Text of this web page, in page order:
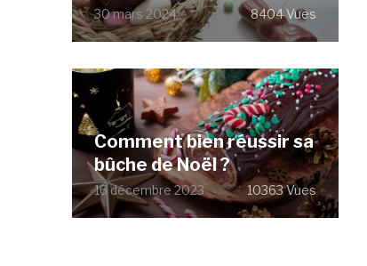
30 mars 2024 8404 Vues
Comment bien réussir sa
bûche de Noël ?
16 décembre 2023 10363 Vues